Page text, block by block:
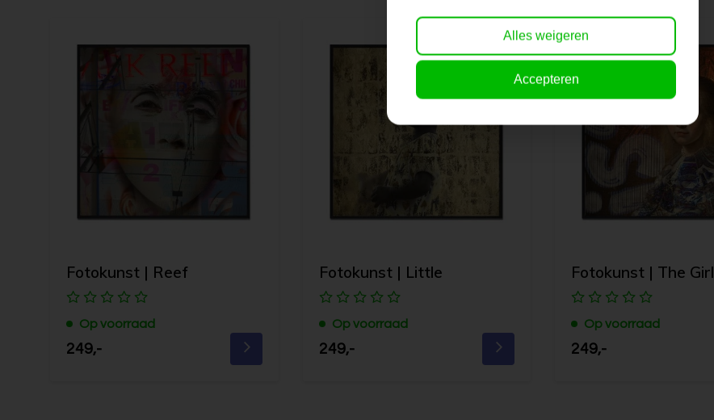
Fotokunst | Reef
Op voorraad
249,-
Fotokunst | Little
Op voorraad
249,-
Fotokunst | The Girl
Op voorraad
249,-
Alles weigeren
Accepteren